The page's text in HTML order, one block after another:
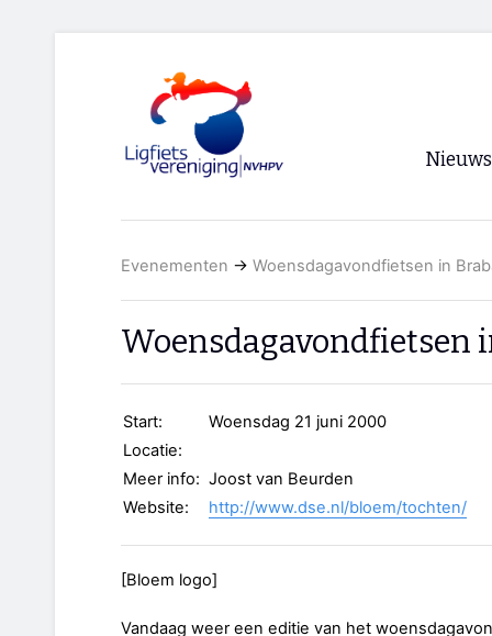
Nieuws
Evenementen → Woensdagavondfietsen in
Woensdagavondfietsen
Start:
Woensdag 21 juni 2000
Locatie:
Meer info: Joost van Beurden
Website:
http://www.dse.nl/bloem/tochten/
[Bloem logo]
Vandaag weer een editie van het